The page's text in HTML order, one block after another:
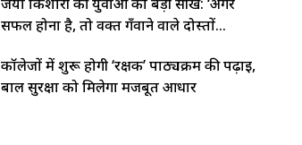
सफल होना है, तो वक्त गँवाने वाले दोस्तों...
कॉलेजों में शुरू होगी ‘रक्षक’ पाठ्यक्रम की पढ़ाई,
बाल सुरक्षा को मिलेगा मजबूत आधार